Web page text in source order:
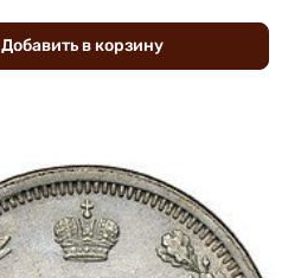
Добавить в корзину